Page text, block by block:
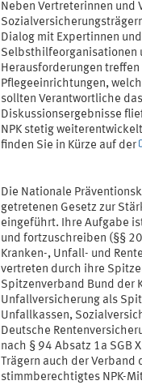
Neben Vertreterinnen und
Dialog mit Expertinnen
Selbsthilfeorganisationen
Herausforderungen
Pflegeeinrichtungen,
sollten Verantwortliche
Diskussionsergebnisse
NPK stetig
finden Sie in Kürze auf der
Die Nationale
getretenen Gesetz zur
eingeführt. Ihre Aufgabe
und fortzuschreiben (§§
Kranken-, Unfall- und
vertreten durch ihre
Spitzenverband Bund der
Unfallversicherung als
Unfallkassen,
Deutsche
nach § 94 Absatz 1a SGB
Trägern auch der Verband
stimmberechtigtes NPK-